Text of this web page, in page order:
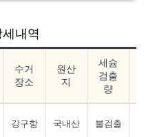
내역
수거
장소
원산
지
세슘
검출
량
강구항 국내산 불검출